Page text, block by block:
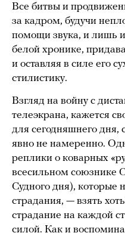
Все битвы и
за кадром, будучи
помощи звука, и лишь
белой хронике,
и оставляя в силе его
стилистику.
Взгляд на войну с
телеэкрана, кажется
для сегодняшнего дня,
явно не намеренно.
реплики о коварных
всесильном союзнике
Судного дня), которые
страдания, — взять
страдание на каждой
силой. Как и